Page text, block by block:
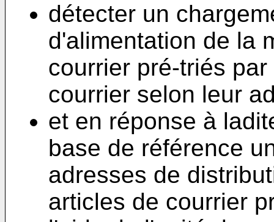
détecter un
d'alimentation de la
courrier pré-triés
courrier selon leur
et en réponse à
base de référence
adresses de
articles de courrier